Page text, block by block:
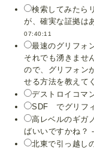
検索してみたら
が、確実な証拠は
07:40:11
最速のグリフォ
それでも湧きませ
ので、グリフォン
せる方法を教えて
デストロイコマ
SDF でグリフ
高レベルのギガ
ばいいですかね？
北東で引っ越し